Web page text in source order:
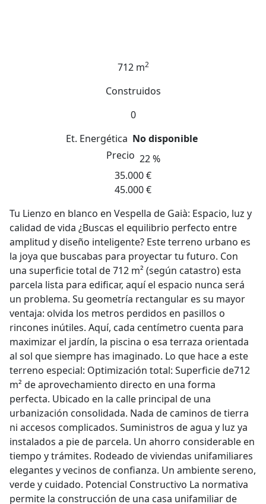
712 m2
Construidos
0
Et. Energética No disponible
Precio 22 %
35.000 €
45.000 €
Tu Lienzo en blanco en Vespella de Gaià: Espacio, luz y
calidad de vida ¿Buscas el equilibrio perfecto entre
amplitud y diseño inteligente? Este terreno urbano es
la joya que buscabas para proyectar tu futuro. Con
una superficie total de 712 m² (según catastro) esta
parcela lista para edificar, aquí el espacio nunca será
un problema. Su geometría rectangular es su mayor
ventaja: olvida los metros perdidos en pasillos o
rincones inútiles. Aquí, cada centímetro cuenta para
maximizar el jardín, la piscina o esa terraza orientada
al sol que siempre has imaginado. Lo que hace a este
terreno especial: Optimización total: Superficie de712
m² de aprovechamiento directo en una forma
perfecta. Ubicado en la calle principal de una
urbanización consolidada. Nada de caminos de tierra
ni accesos complicados. Suministros de agua y luz ya
instalados a pie de parcela. Un ahorro considerable en
tiempo y trámites. Rodeado de viviendas unifamiliares
elegantes y vecinos de confianza. Un ambiente sereno,
verde y cuidado. Potencial Constructivo La normativa
permite la construcción de una casa unifamiliar de